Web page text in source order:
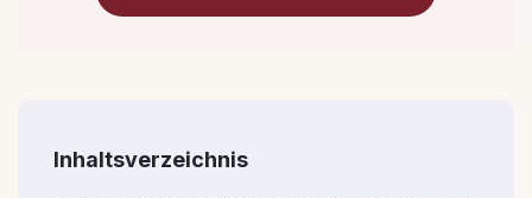
Inhaltsverzeichnis